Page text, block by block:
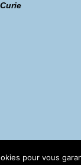
pour vous